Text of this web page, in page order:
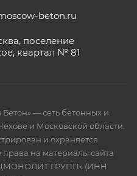
beton.ru
поселение
квартал № 81
— сеть бетонных и
и Московской области.
и охраняется
права на материалы сайта
ГРУПП» (ИНН